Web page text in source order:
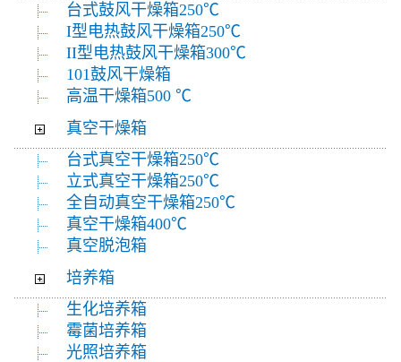
台式鼓风干燥箱250℃
I型电热鼓风干燥箱250℃
II型电热鼓风干燥箱300℃
101鼓风干燥箱
高温干燥箱500 ℃
真空干燥箱
台式真空干燥箱250℃
立式真空干燥箱250℃
全自动真空干燥箱250℃
真空干燥箱400℃
真空脱泡箱
培养箱
生化培养箱
霉菌培养箱
光照培养箱